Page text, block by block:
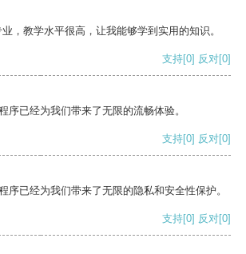
，教学水平很高，让我能够学到实用的知识。
支持[0] 反对[0]
序已经为我们带来了无限的流畅体验。
支持[0] 反对[0]
序已经为我们带来了无限的隐私和安全性保护。
支持[0] 反对[0]